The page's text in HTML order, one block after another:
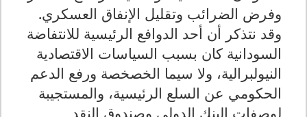
وفرض الضرائب وتقليل الإنفاق العسكري.
وقد نتذكر أن أحد الدوافع الرئيسية للانتفاضة
السودانية كان بسبب السياسات الاقتصادية
النيولبرالية، ولا سيما الخصخصة ورفع الدعم
الحكومي عن السلع الرئيسية، والمستجيبة
لوصفات البنك الدولي وصندوق النقد